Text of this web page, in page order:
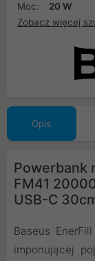
Moc:
20 W
Zobacz więcej
Opis
Powerbank
FM41
USB-C
Baseus
imponującej